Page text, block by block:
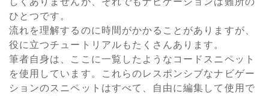
ひとつです。
流れを理解するのに時間がかかることがありますが、
役に立つチュートリアルもたくさんあります。
筆者自身は、ここに一覧したようなコードスニペット
を使用しています。これらのレスポンシブなナビゲー
ションのスニペ​​ットはすべて、自由に編集して使用で